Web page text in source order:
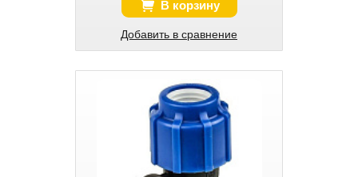
В корзину
Добавить в сравнение